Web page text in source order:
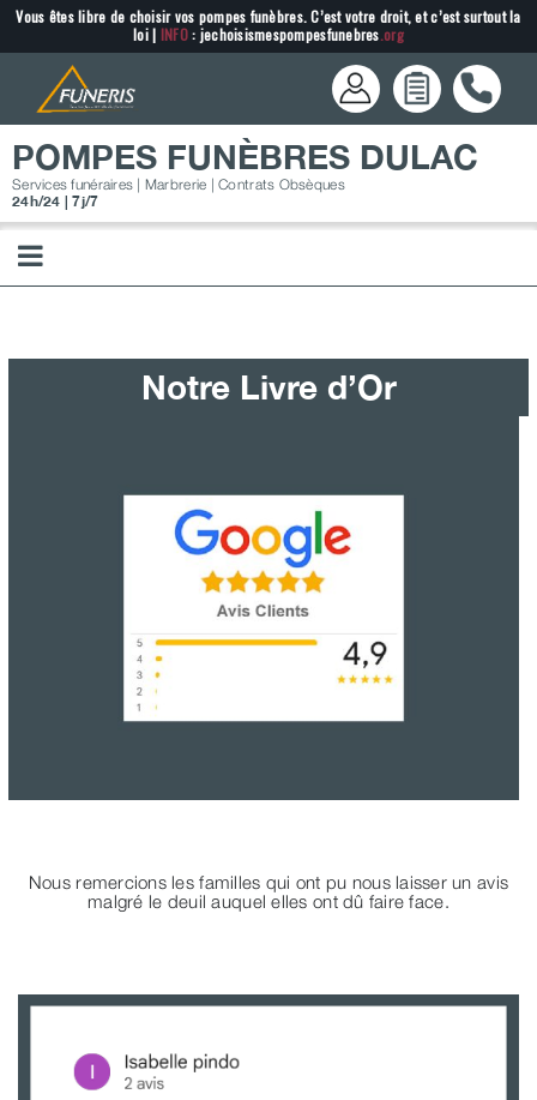
Passer
contenu
Vous êtes libre de choisir vos pompes funèbres. C’est votre droit, et c’est surtout la
loi | INFO: jechoisismespompesfunebres.org
POMPES FUNÈBRES DULAC
Services funéraires | Marbrerie | Contrats Obsèques
24h/24 | 7j/7
Notre Livre d’Or
Nous remercions les familles qui ont pu nous laisser un avis
malgré le deuil auquel elles ont dû faire face.